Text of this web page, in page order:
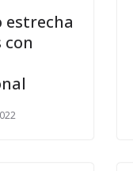
estrecha
con